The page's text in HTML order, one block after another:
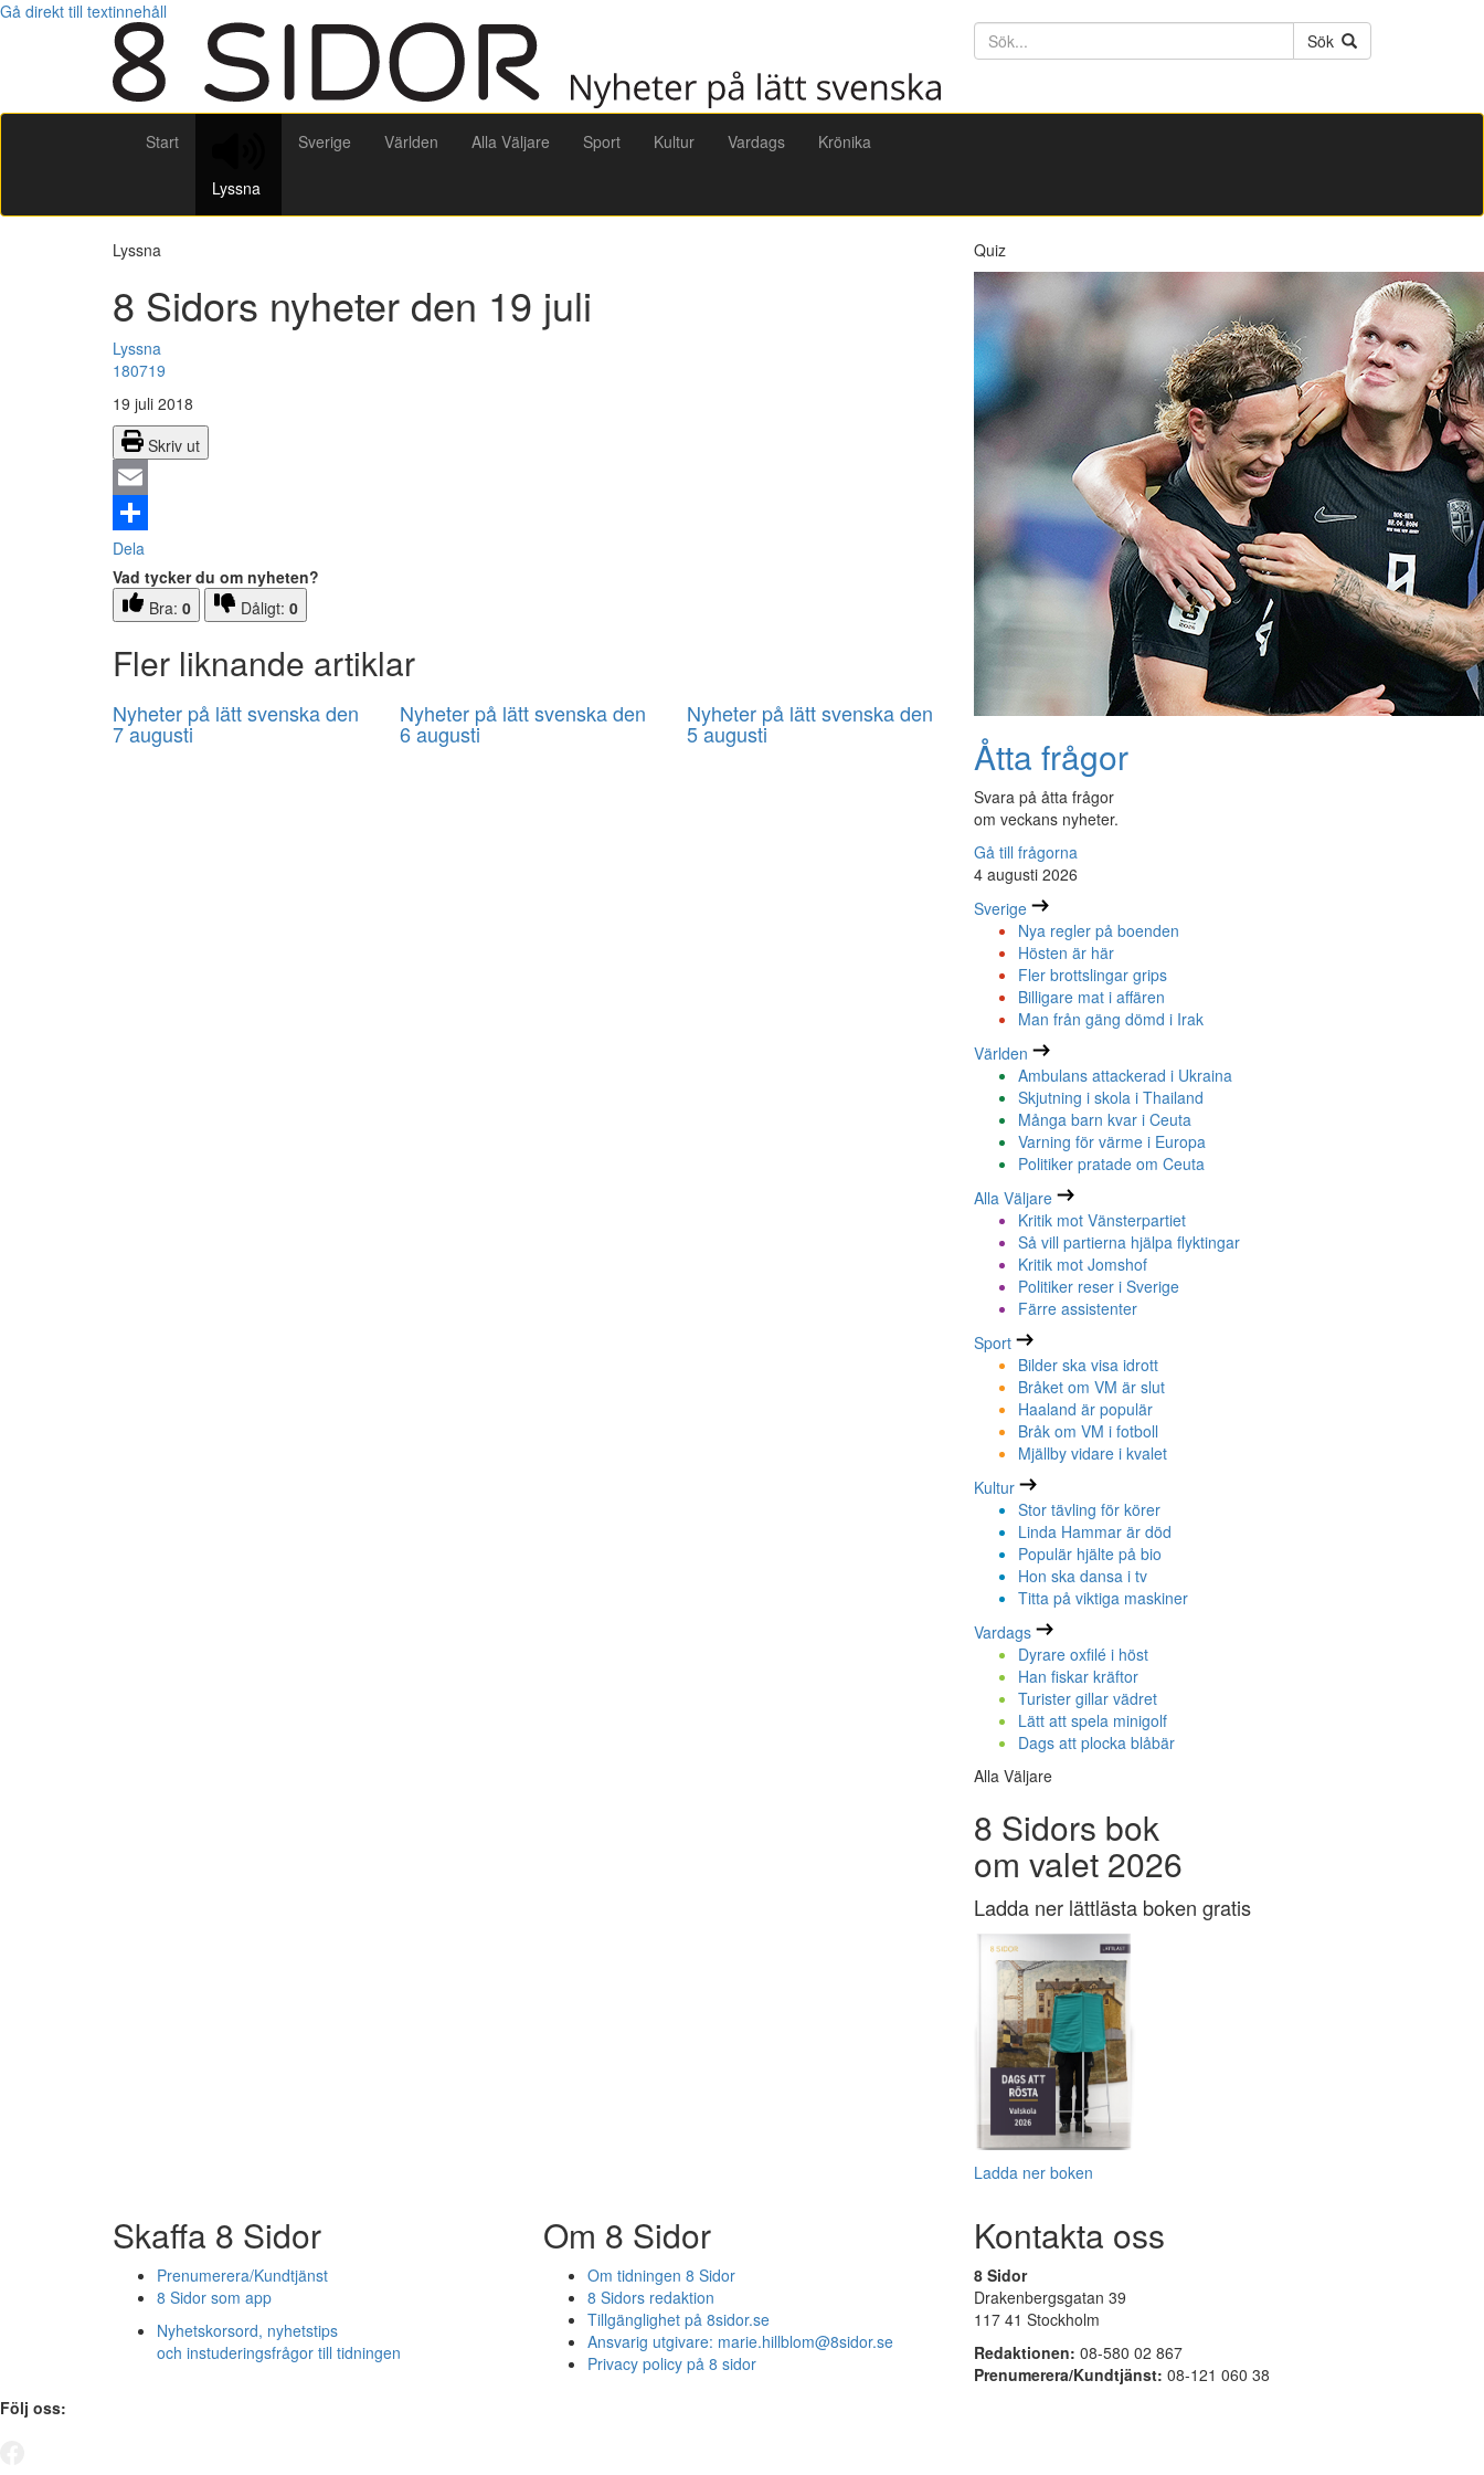
Gå direkt till textinnehåll
Söktext
Sök
Start
Lyssna
Sverige Världen Alla Väljare Sport Kultur Vardags Krönika
Lyssna
8 Sidors nyheter den 19 juli
Lyssna
180719
19 juli 2018
Skriv ut
Email
Dela
Vad tycker du om nyheten?
Bra: 0 Dåligt: 0
Fler liknande artiklar
Nyheter på lätt svenska den
7 augusti
Nyheter på lätt svenska den
6 augusti
Nyheter på lätt svenska den
5 augusti
Quiz
Åtta frågor
Svara på åtta frågor
om veckans nyheter.
Gå till frågorna
4 augusti 2026
Sverige
Nya regler på boenden
Hösten är här
Fler brottslingar grips
Billigare mat i affären
Man från gäng dömd i Irak
Världen
Ambulans attackerad i Ukraina
Skjutning i skola i Thailand
Många barn kvar i Ceuta
Varning för värme i Europa
Politiker pratade om Ceuta
Alla Väljare
Kritik mot Vänsterpartiet
Så vill partierna hjälpa flyktingar
Kritik mot Jomshof
Politiker reser i Sverige
Färre assistenter
Sport
Bilder ska visa idrott
Bråket om VM är slut
Haaland är populär
Bråk om VM i fotboll
Mjällby vidare i kvalet
Kultur
Stor tävling för körer
Linda Hammar är död
Populär hjälte på bio
Hon ska dansa i tv
Titta på viktiga maskiner
Vardags
Dyrare oxfilé i höst
Han fiskar kräftor
Turister gillar vädret
Lätt att spela minigolf
Dags att plocka blåbär
Alla Väljare
8 Sidors bok
om valet 2026
Ladda ner lättlästa boken gratis
Ladda ner boken
Skaffa 8 Sidor
Prenumerera/Kundtjänst
8 Sidor som app
Nyhetskorsord, nyhetstips
och instuderingsfrågor till tidningen
Om 8 Sidor
Om tidningen 8 Sidor
8 Sidors redaktion
Tillgänglighet på 8sidor.se
Ansvarig utgivare: marie.hillblom@8sidor.se
Privacy policy på 8 sidor
Kontakta oss
8 Sidor
Drakenbergsgatan 39
117 41 Stockholm
Redaktionen: 08-580 02 867
Prenumerera/Kundtjänst: 08-121 060 38
Följ oss: